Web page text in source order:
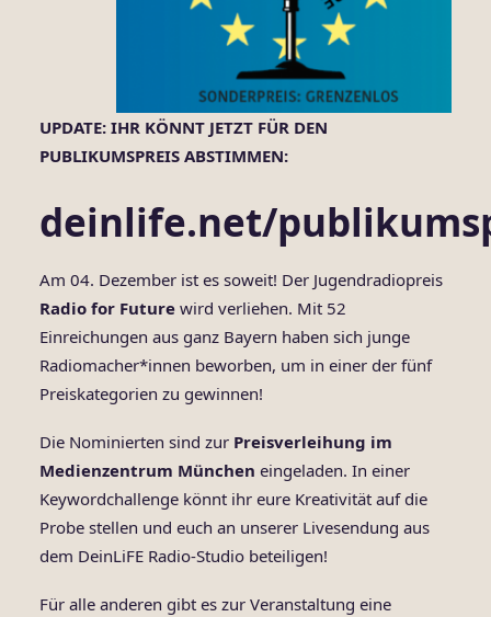
UPDATE: IHR KÖNNT JETZT FÜR DEN
PUBLIKUMSPREIS ABSTIMMEN:
deinlife.net/
Am 04. Dezember ist es soweit! Der Jugendradiopreis
Radio for Future wird verliehen. Mit 52
Einreichungen aus ganz Bayern haben sich junge
Radiomacher*innen beworben, um in einer der fünf
Preiskategorien zu gewinnen!
Die Nominierten sind zur Preisverleihung im
Medienzentrum München eingeladen. In einer
Keywordchallenge könnt ihr eure Kreativität auf die
Probe stellen und euch an unserer Livesendung aus
dem DeinLiFE Radio-Studio beteiligen!
Für alle anderen gibt es zur Veranstaltung eine